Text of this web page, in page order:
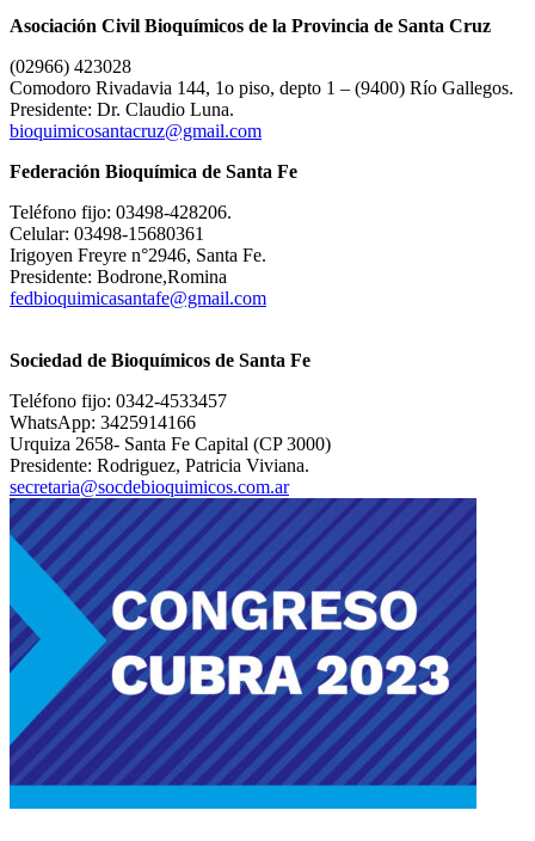
Asociación Civil Bioquímicos de la Provincia de Santa Cruz
(02966) 423028
Comodoro Rivadavia 144, 1o piso, depto 1 – (9400) Río Gallegos.
Presidente: Dr. Claudio Luna.
bioquimicosantacruz@gmail.com
Federación Bioquímica de Santa Fe
Teléfono fijo: 03498-428206.
Celular: 03498-15680361
Irigoyen Freyre n°2946, Santa Fe.
Presidente: Bodrone,Romina
fedbioquimicasantafe@gmail.com
Sociedad de Bioquímicos de Santa Fe
Teléfono fijo: 0342-4533457
WhatsApp: 3425914166
Urquiza 2658- Santa Fe Capital (CP 3000)
Presidente: Rodriguez, Patricia Viviana.
secretaria@socdebioquimicos.com.ar